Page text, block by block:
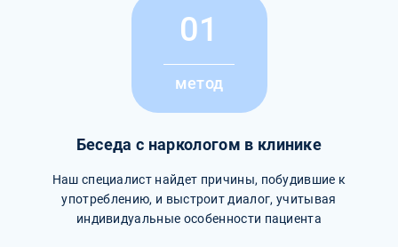
01
метод
Беседа с наркологом в клинике
Наш специалист найдет причины, побудившие к
употреблению, и выстроит диалог, учитывая
индивидуальные особенности пациента